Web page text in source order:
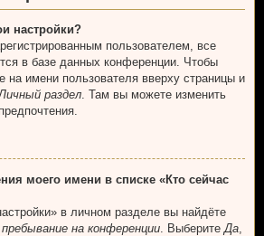
настройки?
пользователем, все
в базе данных конференции. Чтобы
на имени пользователя вверху страницы и
раздел. Там вы можете изменить
моего имени в списке «Кто сейчас
в личном разделе вы найдёте
на конференции . Выберите Да